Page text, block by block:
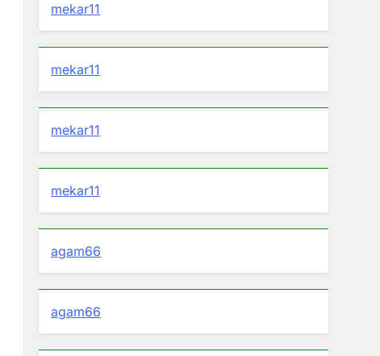
mekar11
mekar11
mekar11
mekar11
agam66
agam66